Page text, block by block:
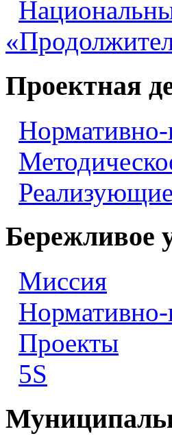
Проектная
Нормативно-
Бережливое
Миссия
Проекты
5S